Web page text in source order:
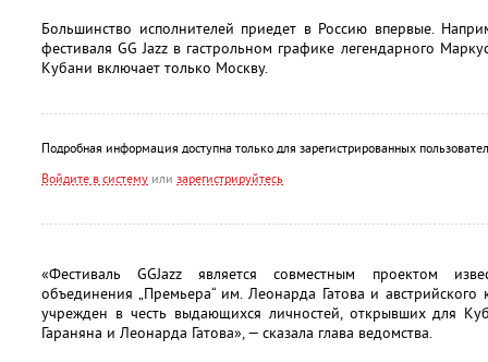
Большинство исполнителей приедет в Россию впервые.
фестиваля GG Jazz в гастрольном графике легендарного
Кубани включает только Москву.
Подробная информация доступна только для зарегистрированных
Войдите в систему или зарегистрируйтесь
«Фестиваль GGJazz является совместным проектом
объединения „Премьера“ им. Леонарда Гатова и австрийского
учрежден в честь выдающихся личностей, открывших для
Гараняна и Леонарда Гатова», — сказала глава ведомства.